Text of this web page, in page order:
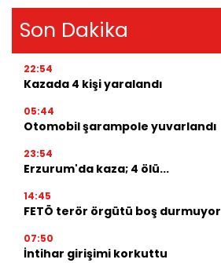
Son Dakika
22:54
Kazada 4 kişi yaralandı
05:44
Otomobil şarampole yuvarlandı
23:54
Erzurum'da kaza; 4 ölü...
14:45
FETÖ terör örgütü boş durmuyor
07:50
İntihar girişimi korkuttu